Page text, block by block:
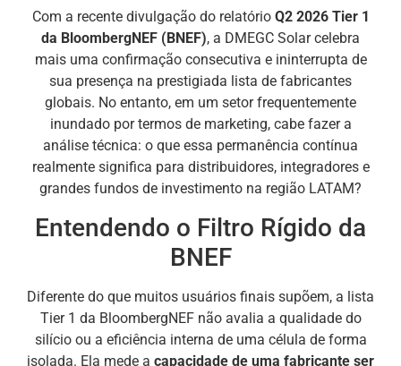
Com a recente divulgação do relatório Q2 2026 Tier 1
da BloombergNEF (BNEF), a DMEGC Solar celebra
mais uma confirmação consecutiva e ininterrupta de
sua presença na prestigiada lista de fabricantes
globais. No entanto, em um setor frequentemente
inundado por termos de marketing, cabe fazer a
análise técnica: o que essa permanência contínua
realmente significa para distribuidores, integradores e
grandes fundos de investimento na região LATAM?
Entendendo o Filtro Rígido da
BNEF
Diferente do que muitos usuários finais supõem, a lista
Tier 1 da BloombergNEF não avalia a qualidade do
silício ou a eficiência interna de uma célula de forma
isolada. Ela mede a capacidade de uma fabricante ser